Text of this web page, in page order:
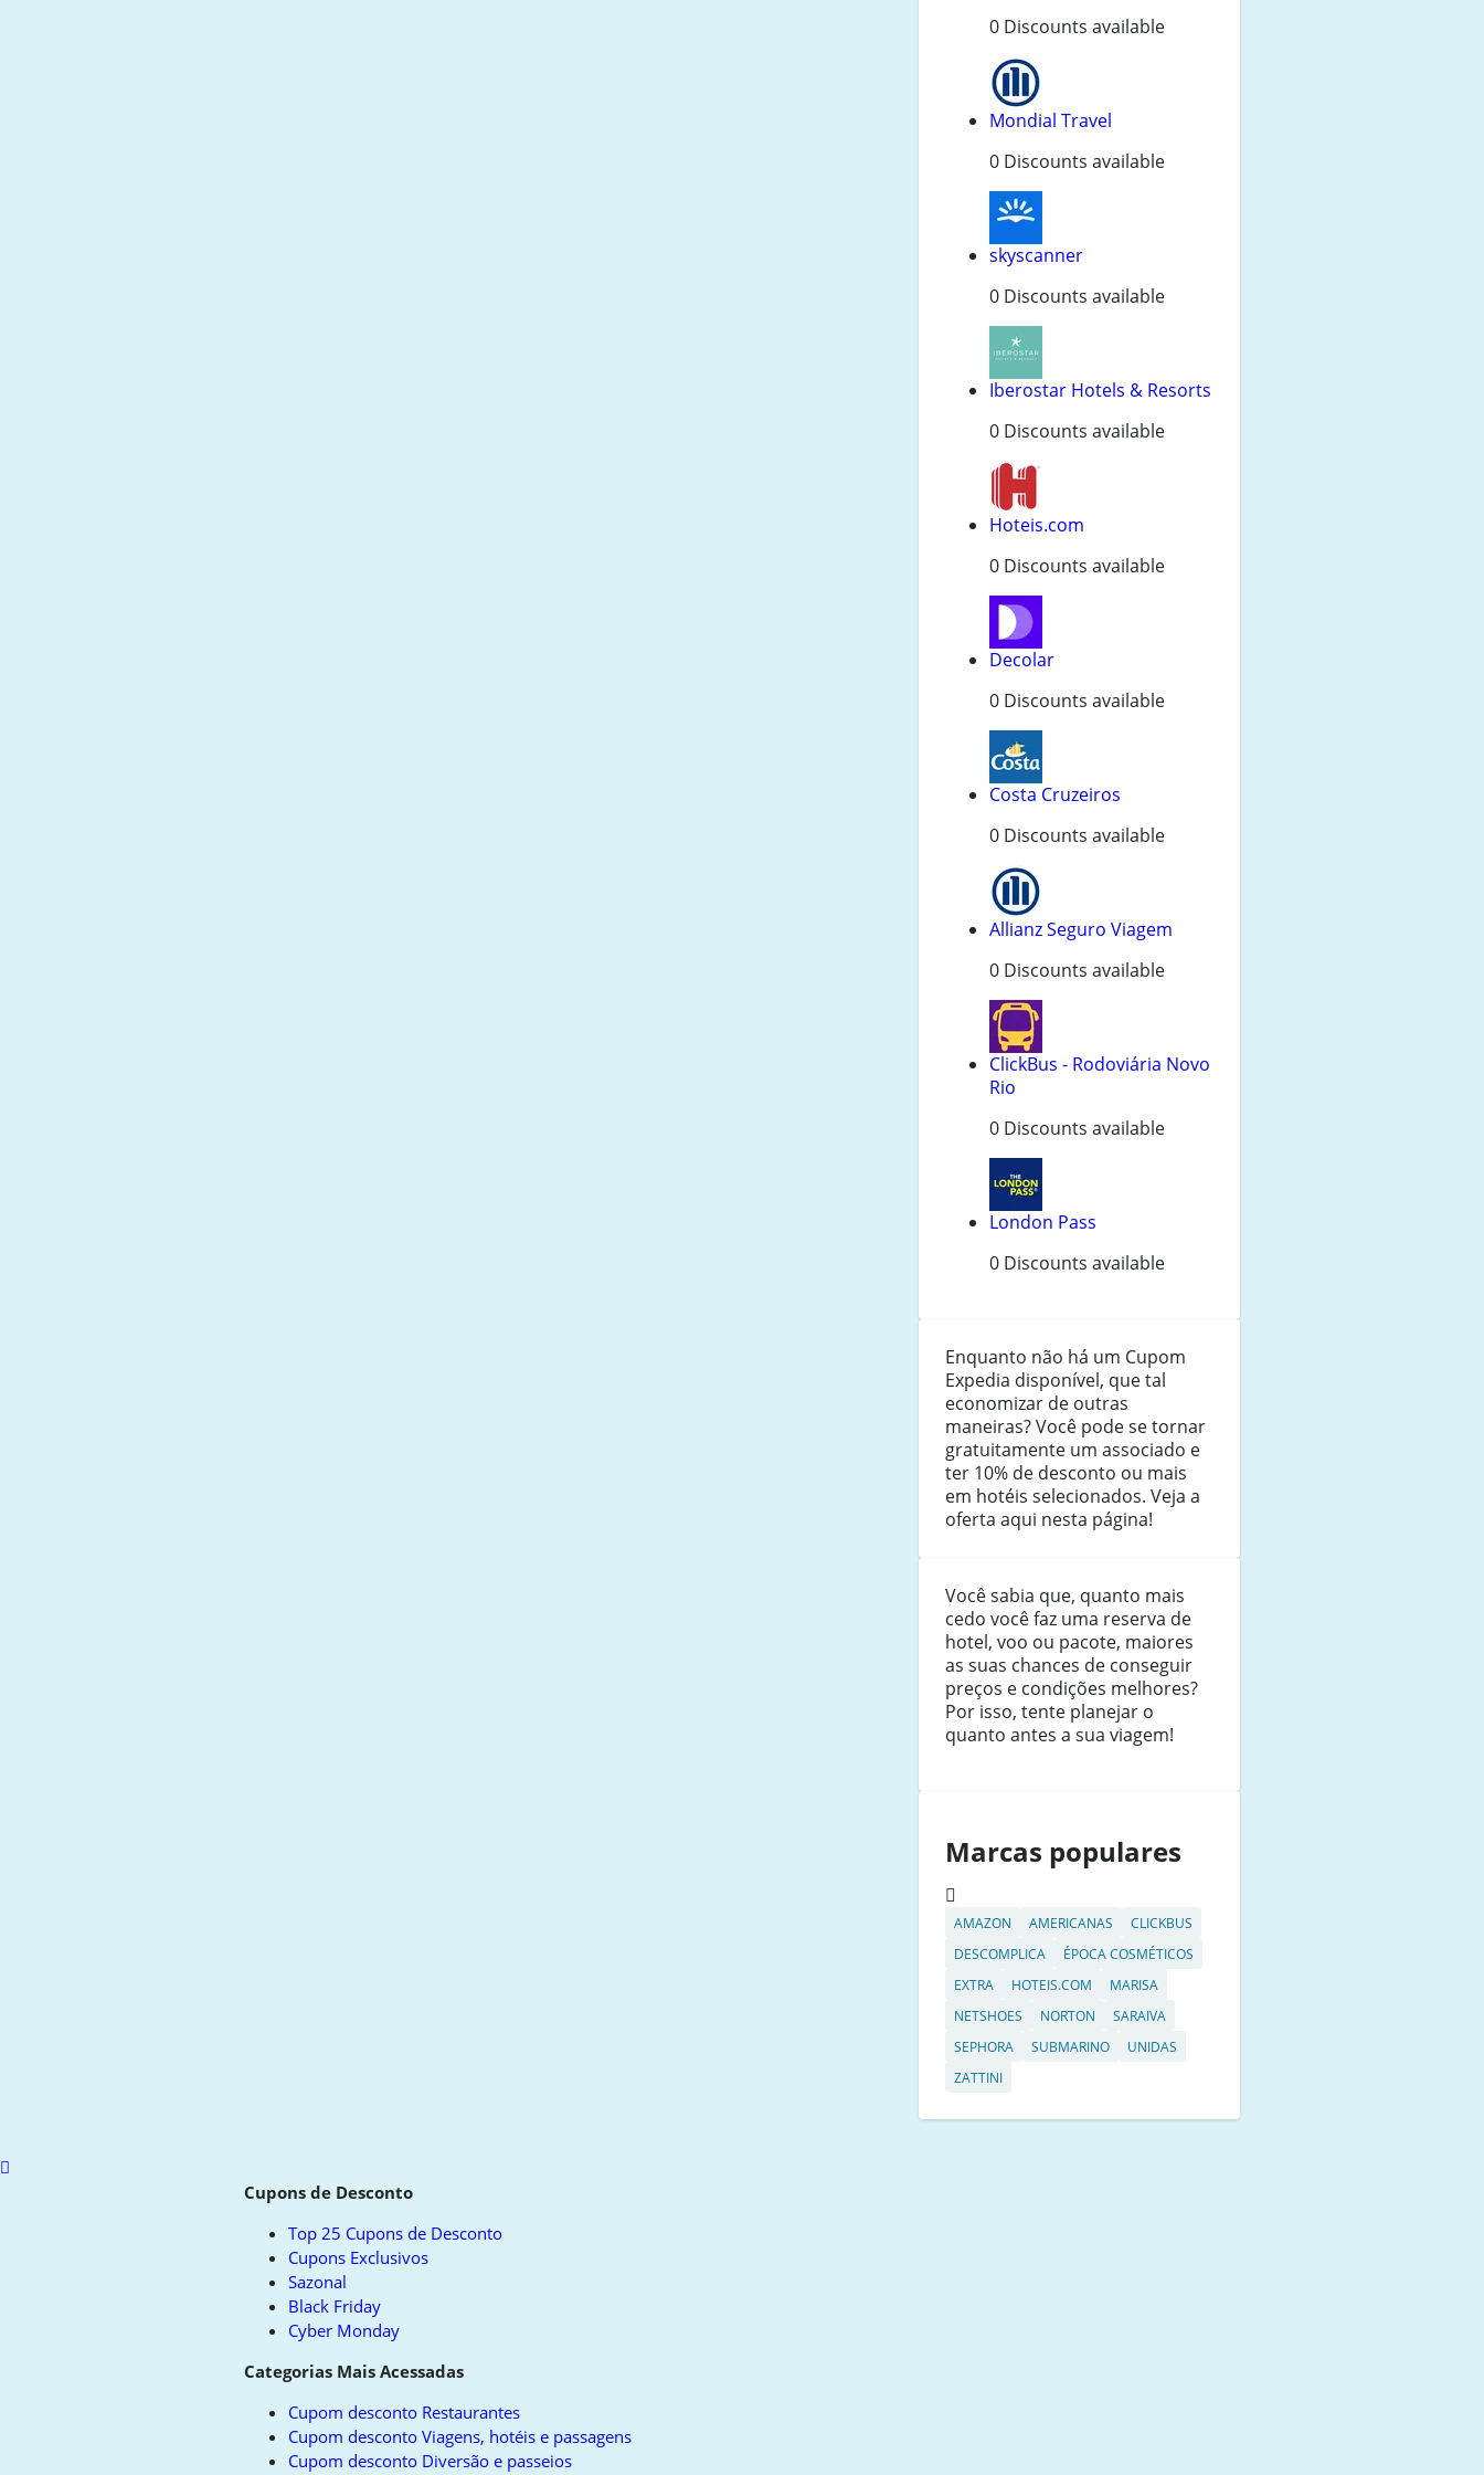
0 Discounts available
Mondial Travel
0 Discounts available
skyscanner
0 Discounts available
Iberostar Hotels & Resorts
0 Discounts available
Hoteis.com
0 Discounts available
Decolar
0 Discounts available
Costa Cruzeiros
0 Discounts available
Allianz Seguro Viagem
0 Discounts available
ClickBus - Rodoviária Novo
Rio
0 Discounts available
London Pass
0 Discounts available
Enquanto não há um Cupom
Expedia disponível, que tal
economizar de outras
maneiras? Você pode se tornar
gratuitamente um associado e
ter 10% de desconto ou mais
em hotéis selecionados. Veja a
oferta aqui nesta página!
Você sabia que, quanto mais
cedo você faz uma reserva de
hotel, voo ou pacote, maiores
as suas chances de conseguir
preços e condições melhores?
Por isso, tente planejar o
quanto antes a sua viagem!
Marcas populares
AMAZON AMERICANAS
CLICKBUS
DESCOMPLICA
ÉPOCA COSMÉTICOS
EXTRA
HOTEIS.COM
MARISA
NETSHOES
NORTON
SARAIVA
SEPHORA
SUBMARINO
UNIDAS
ZATTINI
Scroll
Cupons de Desconto
Top 25 Cupons de Desconto
Cupons Exclusivos
Sazonal
Black Friday
Cyber Monday
Categorias Mais Acessadas
Cupom desconto Restaurantes
Cupom desconto Viagens, hotéis e passagens
Cupom desconto Diversão e passeios